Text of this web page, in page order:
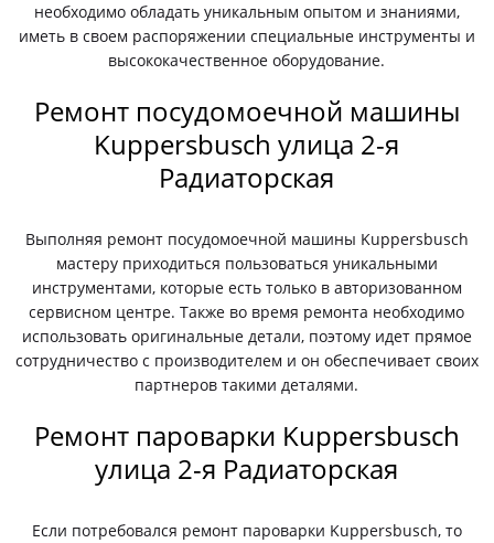
необходимо обладать уникальным опытом и знаниями,
иметь в своем распоряжении специальные инструменты и
высококачественное оборудование.
Ремонт посудомоечной машины
Kuppersbusch улица 2-я
Радиаторская
Выполняя ремонт посудомоечной машины Kuppersbusch
мастеру приходиться пользоваться уникальными
инструментами, которые есть только в авторизованном
сервисном центре. Также во время ремонта необходимо
использовать оригинальные детали, поэтому идет прямое
сотрудничество с производителем и он обеспечивает своих
партнеров такими деталями.
Ремонт пароварки Kuppersbusch
улица 2-я Радиаторская
Если потребовался ремонт пароварки Kuppersbusch, то